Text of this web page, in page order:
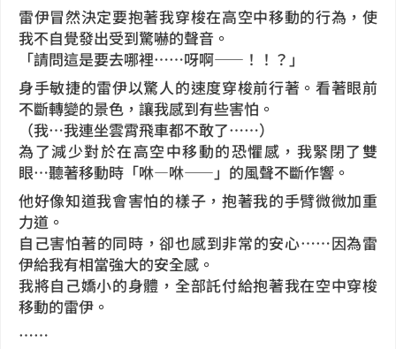
雷伊冒然決定要抱著我穿梭在高空中移動的行為，使
我不自覺發出受到驚嚇的聲音。
「請問這是要去哪裡……呀啊——！！？」
身手敏捷的雷伊以驚人的速度穿梭前行著。看著眼前
不斷轉變的景色，讓我感到有些害怕。
（我…我連坐雲霄飛車都不敢了……）
為了減少對於在高空中移動的恐懼感，我緊閉了雙
眼…聽著移動時「咻—咻——」的風聲不斷作響。
他好像知道我會害怕的樣子，抱著我的手臂微微加重
力道。
自己害怕著的同時，卻也感到非常的安心……因為雷
伊給我有相當強大的安全感。
我將自己嬌小的身體，全部託付給抱著我在空中穿梭
移動的雷伊。
……